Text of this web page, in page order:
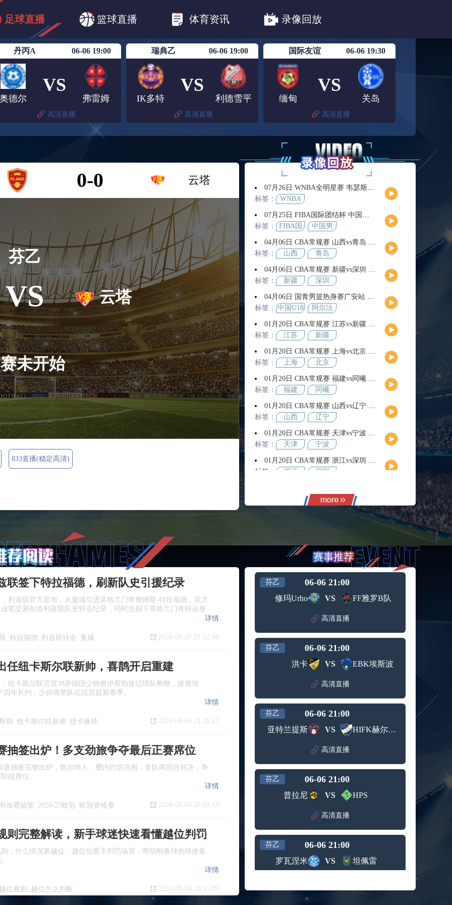
足球直播 篮球直播 体育资讯 录像回放
欧冠杯 英超
美洲杯
丹丙A 06-06 19:00
奥德尔
VS
弗雷姆
高清直播
瑞典乙 06-06 19:00
IK多特
VS
利德雪平
高清直播
国际友谊 06-06 19:30
缅甸
VS
关岛
高清直播
0-0 云塔
芬乙
VS
未开始
云塔
833直播(稳定高清)
07月26日 WNBA全明星赛 韦瑟斯庞队vs库珀队 全场录像回放
标签：
WNBA
07月25日 FIBA国际团结杯 中国男篮vs喀麦隆男篮 全场录像回放
标签：
FIBA国
杯
中国男
04月06日 CBA常规赛 山西vs青岛 全场录像回放
标签：
山西 青岛
04月06日 CBA常规赛 新疆vs深圳 全场录像回放
标签：
新疆 深圳
04月06日 国青男篮热身赛广安站 中国U18男篮vs阿尔法学院 全场录像回放
标签： 中国U18
阿尔法
01月20日 CBA常规赛 江苏vs新疆 全场录像回放
标签：
江苏 新疆
01月20日 CBA常规赛 上海vs北京 全场录像回放
标签：
上海 北京
01月20日 CBA常规赛 福建vs同曦 全场录像回放
标签：
福建 同曦
01月20日 CBA常规赛 山西vs辽宁 全场录像回放
标签：
山西 辽宁
01月20日 CBA常规赛 天津vs宁波 全场录像回放
标签：
天津 宁波
01月20日 CBA常规赛 浙江vs深圳 全场录像回放
标签：
浙江 深圳
福建
01月14日 CBA常规赛 浙江vs广州 全场录像回放
新西兰
澳大利
亚男篮
12月01日 男篮世亚预阶段一 韩国男篮vs中国男篮 全场录像
标签：
中国男
韩国男
11月11日 全运男篮半决赛 广东全运男篮vs辽宁全运男篮 全场录像
运男篮
10月14日 女篮锦标赛阶段二第3轮 山西女篮vs四川女篮 全场录像回放
标签： 山西女
四川女
篮
09月12日 男篮欧锦赛半决赛 德国男篮vs芬兰男篮 全场录像回放
德国男
芬兰男
09月05日 男篮欧锦赛小组赛 西班牙男篮vs希腊男篮 全场录像回放
男篮
希腊男
篮
09月05日 男篮欧锦赛小组赛 波兰男篮vs比利时男篮 全场录像回放
标签： 波兰男
篮
比利时
男篮
09月05日 WNBA常规赛 菲尼克斯水星vs华盛顿神秘人 全场录像回放
华盛顿
神秘人
标签： 明尼苏
拉斯维
加斯王
09月05日 WNBA常规赛 达拉斯飞翼vs金州女武神 全场录像回放
达拉斯
金州女
09月05日 U16男篮亚洲杯1/4决赛 中国男篮U16vs巴林男篮U16 全场录像回放
标签：
篮U16
篮U16
09月05日 NBL季后赛半决赛G3 长沙勇胜vs合肥狂风峻茂 全场录像回放
胜
合肥狂
风峻茂
08月27日 WNBA常规赛 西雅图风暴vs印第安纳狂热 全场录像回放
风暴
纳狂热
08月27日 男篮美洲杯小组赛 乌拉圭男篮vs巴哈马男篮 全场录像回放
联签下特拉福德，刷新队史引援纪录
利兹联官方宣布，从曼城引进英格兰门将詹姆斯‑特拉福德，双方
笔交易创造利兹联队史转会纪录，同时也创下英格兰门将转会身
特拉福德 利兹联转会 曼城
详情
2026-08-07 21:52:06
任纽卡斯尔联新帅，喜鹊开启重建
纽卡斯尔联官宣38岁德国少帅雅伊斯勒接过球队教鞭，接替埃
四年长约，少帅将带队征战英超新赛季。
勒 纽卡斯尔联新帅 纽卡换帅
详情
2026-08-06 21:26:47
抽签出炉！多支劲旅争夺最后正赛席位
赛抽签完整出炉，凯尔特人、费内巴切亮相，多队两回合对决，争
段席位。
加赛抽签 2026‑27欧冠 欧冠资格赛
详情
2026-08-05 20:01:13
则完整解读，新手球迷快速看懂越位判罚
，什么情况算越位、越位位置不判罚场景，帮助刚看球的球迷看
位规则
越位怎么判断
详情
2026-08-04 20:15:09
芬乙 06-06 21:00
修玛Urho VS FF雅罗B队
高清直播
芬乙 06-06 21:00
洪卡 VS EBK埃斯波
高清直播
芬乙 06-06 21:00
亚特兰提斯 VS HIFK赫尔辛基
高清直播
芬乙 06-06 21:00
普拉尼 VS HPS
高清直播
芬乙 06-06 21:00
罗瓦涅米 VS 坦佩雷